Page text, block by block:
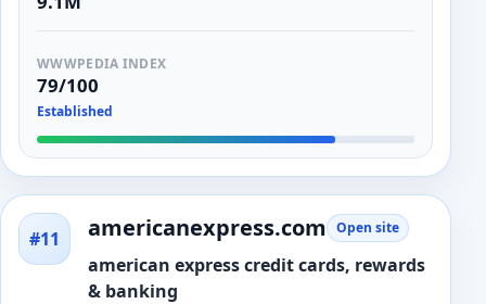
WWWPEDIA INDEX
79/100
Established
#11 americanexpress.com Open site
american express credit cards, rewards
& banking